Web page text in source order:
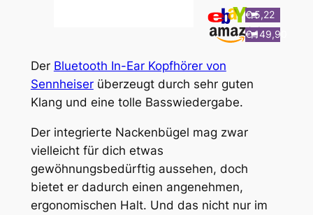
€ 5,22
€ 149,90
Der Bluetooth In-Ear Kopfhörer von
Sennheiserüberzeugt durch sehr guten
Klang und eine tolle Basswiedergabe.
Der integrierte Nackenbügel mag zwar
vielleicht für dich etwas
gewöhnungsbedürftig aussehen, doch
bietet er dadurch einen angenehmen,
ergonomischen Halt. Und das nicht nur im